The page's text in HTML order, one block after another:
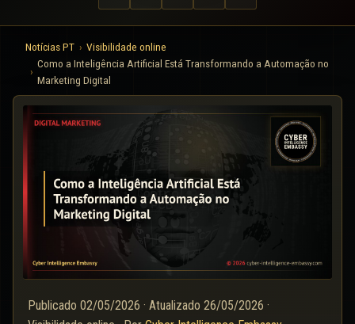
Notícias PT
Visibilidade online
Como a Inteligência Artificial Está Transformando a Automação no
Marketing Digital
Publicado 02/05/2026 · Atualizado 26/05/2026 ·